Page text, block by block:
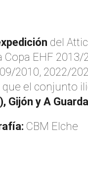
del
Copa EHF
2010, 2022/
el conjunto
y A
CBM Elche